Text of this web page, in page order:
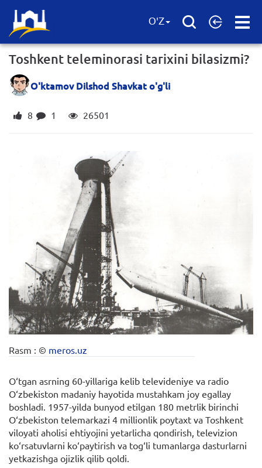
Open
O'Z
Toshkent teleminorasi tarixini bilasizmi?
O'ktamov Dilshod Shavkat o'g'li
8 1 26501
Rasm : © meros.uz
O‘tgan asrning 60-yillariga kelib televideniye va radio
O‘zbekiston madaniy hayotida mustahkam joy egallay
boshladi. 1957-yilda bunyod etilgan 180 metrlik birinchi
O‘zbekiston telemarkazi 4 millionlik poytaxt va Toshkent
viloyati aholisi ehtiyojini yetarlicha qondirish, televizion
ko‘rsatuvlarni ko‘paytirish va tog‘li tumanlarga dasturlarni
yetkazishga ojizlik qilib qoldi.